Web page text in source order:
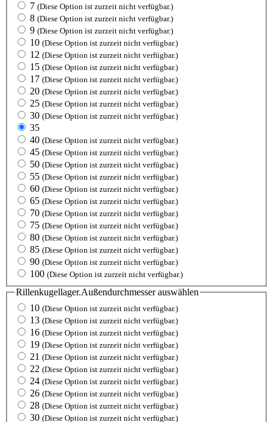
7 (Diese Option ist zurzeit nicht verfügbar.)
8 (Diese Option ist zurzeit nicht verfügbar.)
9 (Diese Option ist zurzeit nicht verfügbar.)
10 (Diese Option ist zurzeit nicht verfügbar.)
12 (Diese Option ist zurzeit nicht verfügbar.)
15 (Diese Option ist zurzeit nicht verfügbar.)
17 (Diese Option ist zurzeit nicht verfügbar.)
20 (Diese Option ist zurzeit nicht verfügbar.)
25 (Diese Option ist zurzeit nicht verfügbar.)
30 (Diese Option ist zurzeit nicht verfügbar.)
35
40 (Diese Option ist zurzeit nicht verfügbar.)
45 (Diese Option ist zurzeit nicht verfügbar.)
50 (Diese Option ist zurzeit nicht verfügbar.)
55 (Diese Option ist zurzeit nicht verfügbar.)
60 (Diese Option ist zurzeit nicht verfügbar.)
65 (Diese Option ist zurzeit nicht verfügbar.)
70 (Diese Option ist zurzeit nicht verfügbar.)
75 (Diese Option ist zurzeit nicht verfügbar.)
80 (Diese Option ist zurzeit nicht verfügbar.)
85 (Diese Option ist zurzeit nicht verfügbar.)
90 (Diese Option ist zurzeit nicht verfügbar.)
100 (Diese Option ist zurzeit nicht verfügbar.)
Rillenkugellager.Außendurchmesserauswählen
10 (Diese Option ist zurzeit nicht verfügbar.)
13 (Diese Option ist zurzeit nicht verfügbar.)
16 (Diese Option ist zurzeit nicht verfügbar.)
19 (Diese Option ist zurzeit nicht verfügbar.)
21 (Diese Option ist zurzeit nicht verfügbar.)
22 (Diese Option ist zurzeit nicht verfügbar.)
24 (Diese Option ist zurzeit nicht verfügbar.)
26 (Diese Option ist zurzeit nicht verfügbar.)
28 (Diese Option ist zurzeit nicht verfügbar.)
30 (Diese Option ist zurzeit nicht verfügbar.)